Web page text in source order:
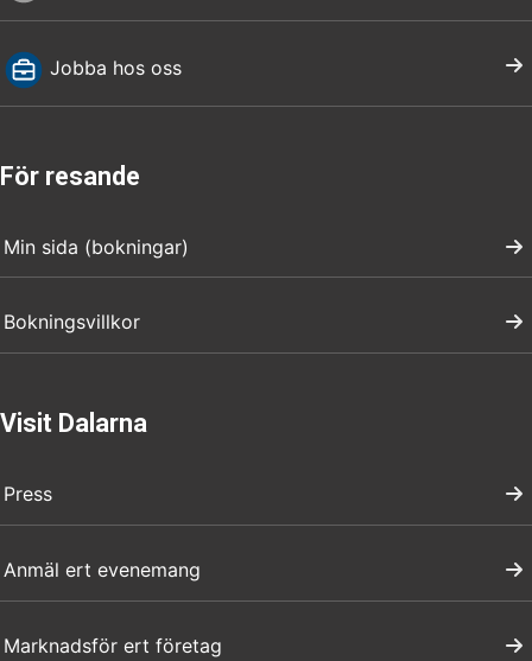
Jobba hos oss
För resande
Min sida (bokningar)
Bokningsvillkor
Visit Dalarna
Press
Anmäl ert evenemang
Marknadsför ert företag